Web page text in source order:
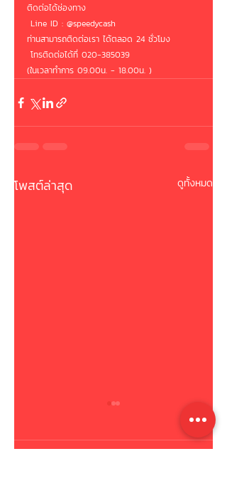
ติดต่อได้ช่องทาง
Line ID : @speedycash
ท่านสามารถติดต่อเรา ได้ตลอด 24 ชั่วโมง
โทรติดต่อได้ที่ 020-385039
(ในเวลาทำการ 09.00น. - 18.00น. )
โพสต์ล่าสุด ดูทั้งหมด